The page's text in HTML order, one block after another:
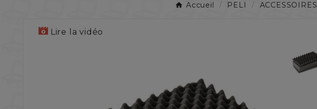
Accueil PELI ACCESSOIRES
Lire la vidéo